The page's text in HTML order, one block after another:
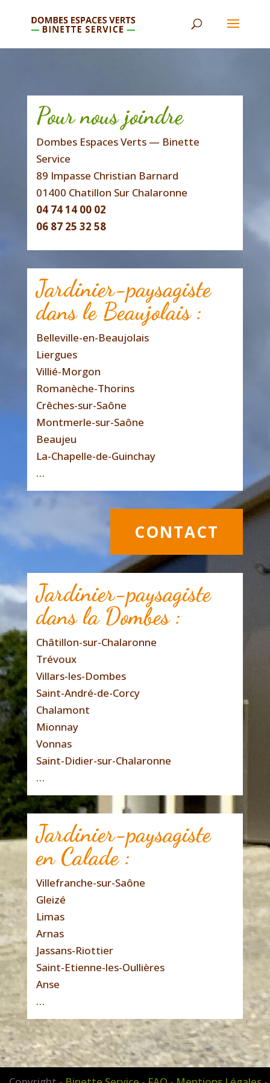
Pour nous joindre
Dombes Espaces Verts — Binette
Service
89 Impasse Christian Barnard
01400 Chatillon Sur Chalaronne
04 74 14 00 02
06 87 25 32 58
Jardinier-paysagiste
dans le Beaujolais :
Belleville-en-Beaujolais
Liergues
Villié-Morgon
Romanèche-Thorins
Crêches-sur-Saône
Montmerle-sur-Saône
Beaujeu
La-Chapelle-de-Guinchay
…
CONTACT
Jardinier-paysagiste
dans la Dombes :
Châtillon-sur-Chalaronne
Trévoux
Villars-les-Dombes
Saint-André-de-Corcy
Chalamont
Mionnay
Vonnas
Saint-Didier-sur-Chalaronne
…
Jardinier-paysagiste
en Calade :
Villefranche-sur-Saône
Gleizé
Limas
Arnas
Jassans-Riottier
Saint-Etienne-les-Oullières
Anse
…